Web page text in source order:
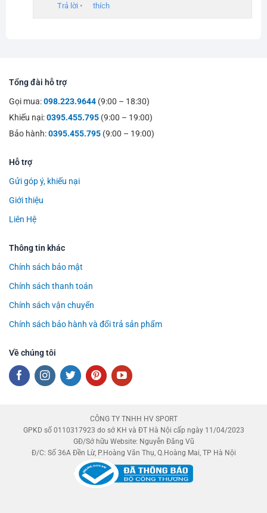
Trả lời • thích
Tổng đài hỗ trợ
Gọi mua:098.223.9644 (9:00 – 18:30)
Khiếu nại:0395.455.795 (9:00 – 19:00)
Bảo hành:0395.455.795 (9:00 – 19:00)
Hỗ trợ
Gửi góp ý, khiếu nại
Giới thiệu
Liên Hệ
Thông tin khác
Chính sách bảo mật
Chính sách thanh toán
Chính sách vận chuyển
Chính sách bảo hành và đổi trả sản phẩm
Về chúng tôi
CÔNG TY TNHH HV SPORT
GPKD số 0110317923 do sở KH và ĐT Hà Nội cấp ngày 11/04/2023
GĐ/Sở hữu Website: Nguyễn Đăng Vũ
Đ/C: Số 36A Đền Lừ, P.Hoàng Văn Thụ, Q.Hoàng Mai, TP Hà Nội